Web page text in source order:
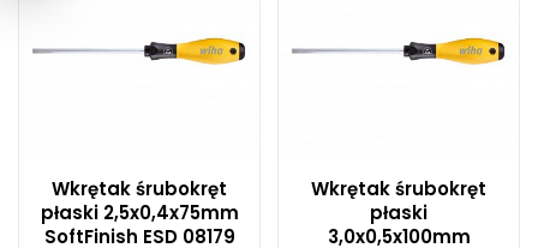
Wkrętak śrubokręt
płaski 2,5x0,4x75mm
SoftFinish ESD 08179
Wkrętak śrubokręt
płaski
3,0x0,5x100mm